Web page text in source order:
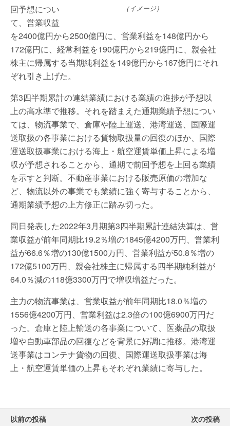
（イメージ）
回予想につい
て、営業収益
を2400億円から2500億円に、営業利益を148億円から
172億円に、経常利益を190億円から219億円に、親会社
株主に帰属する当期純利益を149億円から167億円にそれ
ぞれ引き上げた。
第3四半期累計の連結業績における業績の進捗が予想以
上の高水準で推移。それを踏まえた通期業績予想につい
ては、物流事業で、倉庫や陸上運送、港湾運送、国際運
送取扱の各事業における貨物取扱量の回復のほか、国際
運送取扱事業における海上・航空運賃単価上昇による増
収が予想されることから、通期で前回予想を上回る業績
を示すと判断。不動産事業における販売原価の増加な
ど、物流以外の事業でも業績に強く寄与することから、
通期業績予想の上方修正に踏み切った。
同日発表した2022年3月期第3四半期累計連結決算は、営
業収益が前年同期比19.2％増の1845億4200万円、営業利
益が66.6％増の130億1500万円、営業利益が50.8％増の
172億5100万円、親会社株主に帰属する四半期純利益が
64.0％減の118億3300万円で増収増益だった。
主力の物流事業は、営業収益が前年同期比18.0％増の
1556億4200万円、営業利益は2.3倍の100億6900万円だ
った。倉庫と陸上輸送の各事業について、医薬品の取扱
増や自動車部品の回復などを背景に好調に推移。港湾運
送事業はコンテナ貨物の回復、国際運送取扱事業は海
上・航空運賃単価の上昇もそれぞれ業績に寄与した。
以前の投稿 次の投稿